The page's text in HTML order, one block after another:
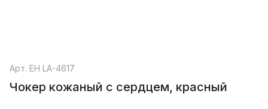
Арт. EH LA-4617
Чокер кожаный с сердцем, красный